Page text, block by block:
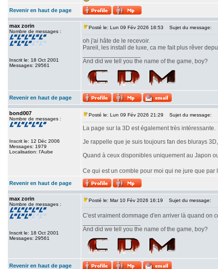
Revenir en haut de page
max zorin
Nombre de messages :
Inscrit le: 18 Oct 2001
Messages: 29561
Posté le: Lun 09 Fév 2026 18:53 Sujet du message:
oh j'ai hâte de le recevoir.
Pareil, les install de luxe, ca me fait plus rêver
And did we tell you the name of the game, boy?
Revenir en haut de page
bond007
Nombre de messages :
Inscrit le: 12 Déc 2006
Messages: 1979
Localisation: l'Aube
Posté le: Lun 09 Fév 2026 21:29 Sujet du message:
La page sur la 3D est également très intéressante.
Je rappelle que je suis toujours fan des blurays
Quand à ceux disponibles uniquement au Japon
Ce qui est un comble pour moi qui ne jure que
Revenir en haut de page
max zorin
Nombre de messages :
Inscrit le: 18 Oct 2001
Messages: 29561
Posté le: Mar 10 Fév 2026 16:19 Sujet du message:
C'est vraiment dommage d'en arriver là quand on
And did we tell you the name of the game, boy?
Revenir en haut de page